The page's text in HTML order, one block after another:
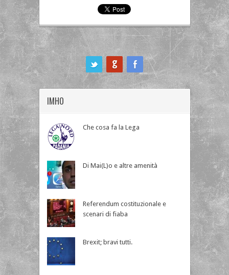
IMHO
Che cosa fa la Lega
Di Mai(L)o e altre amenità
Referendum costituzionale e
scenari di fiaba
Brexit; bravi tutti.